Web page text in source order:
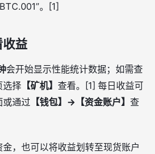
。[1]
收益
会开始显示性能统计数据；如需查
选择 【矿机】 查看。[1] 每日收益可
或通过 【钱包】→【资金账户】 查
，也可以将收益划转至现货账户